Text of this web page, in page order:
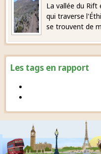
Les tags en rapport
La vallée du Rift
qui traverse
se trouvent de